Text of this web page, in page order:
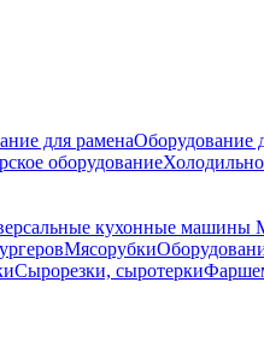
для раменаОборудование
оборудование
кухонные машины
Мясорубки
Сырорезки, сыротерки